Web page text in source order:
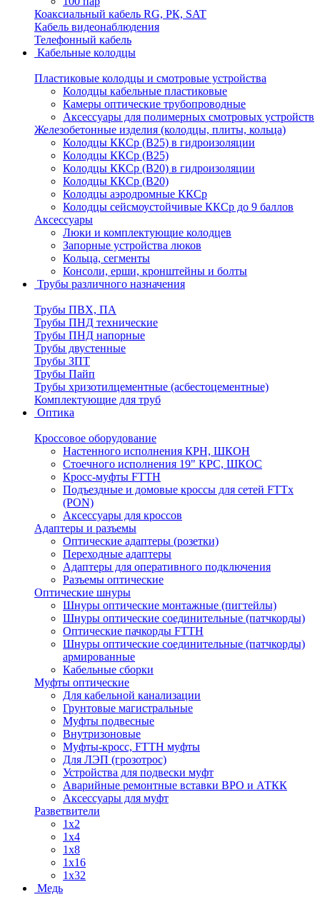
Коаксиальный кабель RG, РК, SAT
Кабель видеонаблюдения
Телефонный кабель
Кабельные колодцы
Пластиковые колодцы и смотровые устройства
Колодцы кабельные пластиковые
Камеры оптические трубопроводные
Аксессуары для полимерных смотровых устройств
Железобетонные изделия (колодцы, плиты, кольца)
Колодцы ККСр (В25) в гидроизоляции
Колодцы ККСр (В25)
Колодцы ККСр (В20) в гидроизоляции
Колодцы ККСр (В20)
Колодцы аэродромные ККСр
Колодцы сейсмоустойчивые ККСр до 9 баллов
Аксессуары
Люки и комплектующие колодцев
Запорные устройства люков
Кольца, сегменты
Консоли, ерши, кронштейны и болты
Трубы различного назначения
Трубы ПВХ, ПА
Трубы ПНД технические
Трубы ПНД напорные
Трубы двустенные
Трубы ЗПТ
Трубы Пайп
Трубы хризотилцементные (асбестоцементные)
Комплектующие для труб
Оптика
Кроссовое оборудование
Настенного исполнения КРН, ШКОН
Стоечного исполнения 19" КРС, ШКОС
Кросс-муфты FTTH
Подъездные и домовые кроссы для сетей FTTx
(PON)
Аксессуары для кроссов
Адаптеры и разъемы
Оптические адаптеры (розетки)
Переходные адаптеры
Адаптеры для оперативного подключения
Разъемы оптические
Оптические шнуры
Шнуры оптические монтажные (пигтейлы)
Шнуры оптические соединительные (патчкорды)
Оптические пачкорды FTTH
Шнуры оптические соединительные (патчкорды)
армированные
Кабельные сборки
Муфты оптические
Для кабельной канализации
Грунтовые магистральные
Муфты подвесные
Внутризоновые
Муфты-кросс, FTTH муфты
Для ЛЭП (грозотрос)
Устройства для подвески муфт
Аварийные ремонтные вставки ВРО и АТКК
Аксессуары для муфт
Разветвители
1x2
1x4
1x8
1x16
1x32
Медь